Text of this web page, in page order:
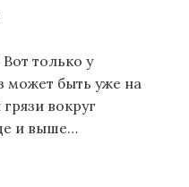
только у
может быть уже на
вокруг
и выше…